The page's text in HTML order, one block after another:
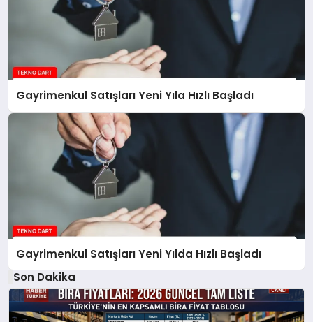
Gayrimenkul Satışları Yeni Yıla Hızlı Başladı
Gayrimenkul Satışları Yeni Yılda Hızlı Başladı
Son Dakika